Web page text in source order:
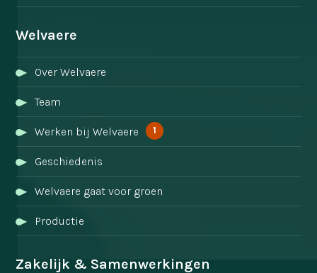
Welvaere
Over Welvaere
Team
Werken bij Welvaere 1
Geschiedenis
Welvaere gaat voor groen
Productie
Zakelijk & Samenwerkingen